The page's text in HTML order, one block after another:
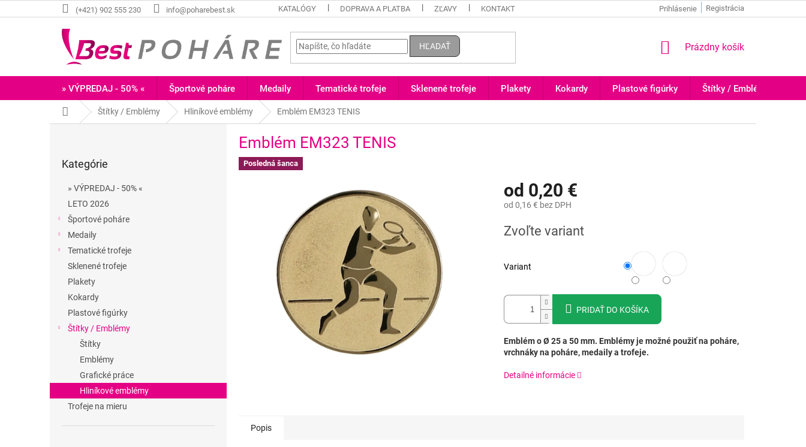
na
(+421) 902 555 230 info@poharebest.sk KATALÓGY DOPRAVA A PLATBA ZĽAVY KONTAKT Registrácia
Prihlásenie
HĽADAŤ
NÁKUPNÝ
Prázdny košík
» VÝPREDAJ - 50% « Športové poháre Medaily Tematické trofeje Sklenené trofeje Plakety Kokardy Plastové figúrky Štítky / Emblémy
DomovŠtítky / Emblémy Hliníkové emblémy Emblém EM323 TENIS
kategórie
Kategórie
» VÝPREDAJ - 50% «
LETO 2026
Športové poháre
Medaily
Tematické trofeje
Sklenené trofeje
Plakety
Kokardy
Plastové figúrky
Štítky / Emblémy
Štítky
Emblémy
Grafické práce
Hliníkové emblémy
Trofeje na mieru
Emblém EM323 TENIS
Posledná šanca
od 0,20 €
od 0,16 € bez DPH
cena:
Zvoľte variant
Variant
PRIDAŤ DO KOŠÍKA
Emblém o Ø 25 a 50 mm. Emblémy je možné použiť na poháre,
vrchnáky na poháre, medaily a trofeje.
Detailné informácie
Popis